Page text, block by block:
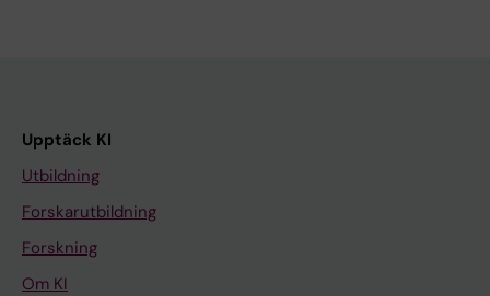
Upptäck KI
Utbildning
Forskarutbildning
Forskning
Om KI